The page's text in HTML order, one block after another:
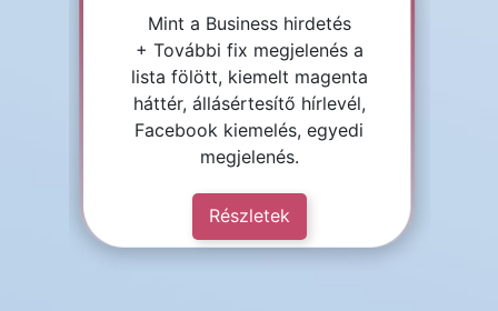
Mint a Business hirdetés
+ További fix megjelenés a
lista fölött, kiemelt magenta
háttér, állásértesítő hírlevél,
Facebook kiemelés, egyedi
megjelenés.
Részletek